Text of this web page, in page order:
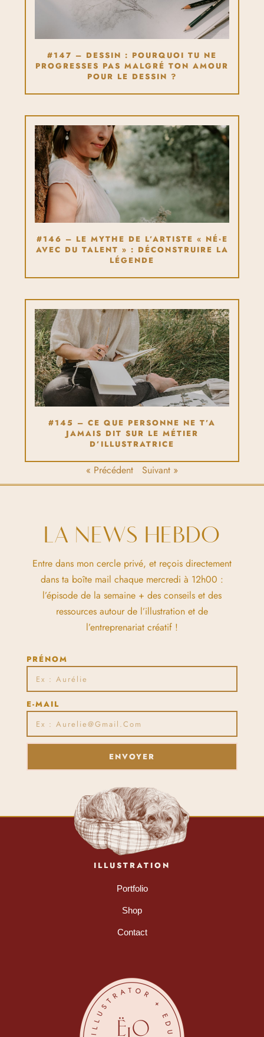
#147 – DESSIN : POURQUOI TU NE
PROGRESSES PAS MALGRÉ TON AMOUR
POUR LE DESSIN ?
#146 – LE MYTHE DE L’ARTISTE « NÉ·E
AVEC DU TALENT » : DÉCONSTRUIRE LA
LÉGENDE
#145 – CE QUE PERSONNE NE T’A
JAMAIS DIT SUR LE MÉTIER
D’ILLUSTRATRICE
« Précédent Suivant »
LA NEWS HEBDO
Entre dans mon cercle privé, et reçois directement
dans ta boîte mail chaque mercredi à 12h00 :
l’épisode de la semaine + des conseils et des
ressources autour de l’illustration et de
l’entreprenariat créatif !
PRÉNOM
E-MAIL
ENVOYER
ILLUSTRATION
Portfolio
Shop
Contact